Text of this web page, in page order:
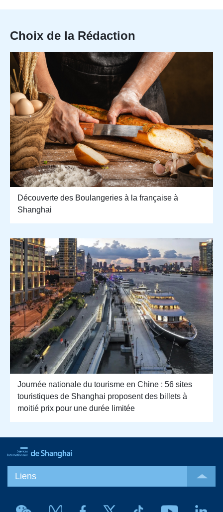
Choix de la Rédaction
Découverte des Boulangeries à la française à
Shanghai
Journée nationale du tourisme en Chine : 56 sites
touristiques de Shanghai proposent des billets à
moitié prix pour une durée limitée
Liens